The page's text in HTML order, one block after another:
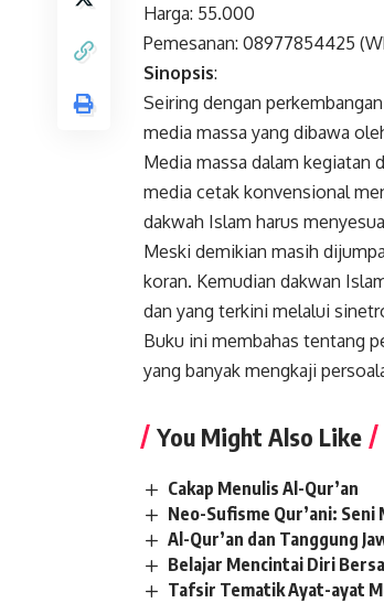
Harga: 55.000
Pemesanan: 08977854425
Sinopsis:
Seiring dengan
media massa yang dibawa
Media massa dalam kegiatan
media cetak konvensional
dakwah Islam harus
Meski demikian masih
koran. Kemudian dakwan
dan yang terkini melalui
Buku ini membahas tentang
yang banyak mengkaji
You Might Also Like
Cakap Menulis Al-Qur’an
Neo-Sufisme Qur’ani:
Al-Qur’an dan Tanggung
Belajar Mencintai Diri
Tafsir Tematik Ayat-ayat